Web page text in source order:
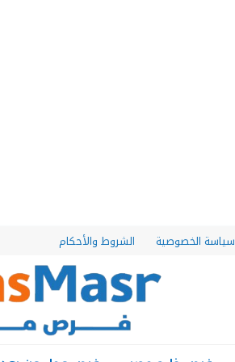
سياسة الخصوصية الشروط والأحكام